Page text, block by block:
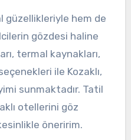
güzellikleriyle hem de
gözdesi haline
termal kaynakları,
ile Kozaklı,
sunmaktadır. Tatil
otellerini göz
öneririm.